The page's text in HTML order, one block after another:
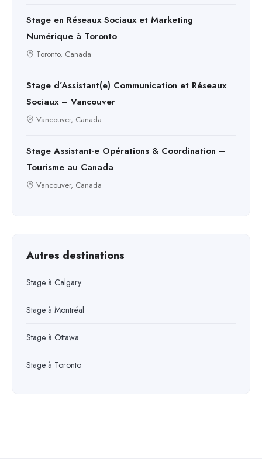
Stage en Réseaux Sociaux et Marketing
Numérique à Toronto
Toronto, Canada
Stage d’Assistant(e) Communication et Réseaux
Sociaux – Vancouver
Vancouver, Canada
Stage Assistant·e Opérations & Coordination –
Tourisme au Canada
Vancouver, Canada
Autres destinations
Stage à Calgary
Stage à Montréal
Stage à Ottawa
Stage à Toronto